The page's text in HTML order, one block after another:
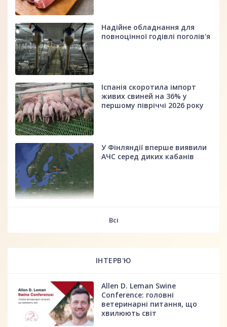
Надійне обладнання для
повноцінної годівлі поголів'я
Іспанія скоротила імпорт
живих свиней на 36% у
першому півріччі 2026 року
У Фінляндії вперше виявили
АЧС серед диких кабанів
Всі
ІНТЕРВ'Ю
Allen D. Leman Swine
Conference: головні
ветеринарні питання, що
хвилюють світ